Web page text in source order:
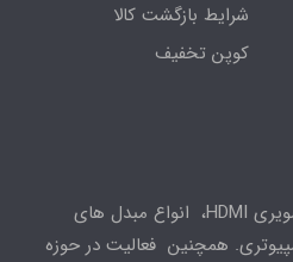
شرایط بازگشت کالا
کوپن تخفیف
فرانت ارائه دهنده تجهیزات تصویری HDMI، انواع مبدل های
همچنین فعالیت در حوزه